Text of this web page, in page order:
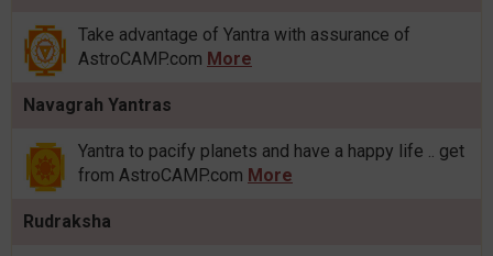
Take advantage of Yantra with assurance of
AstroCAMP.com More
Navagrah Yantras
Yantra to pacify planets and have a happy life .. get
from AstroCAMP.com More
Rudraksha